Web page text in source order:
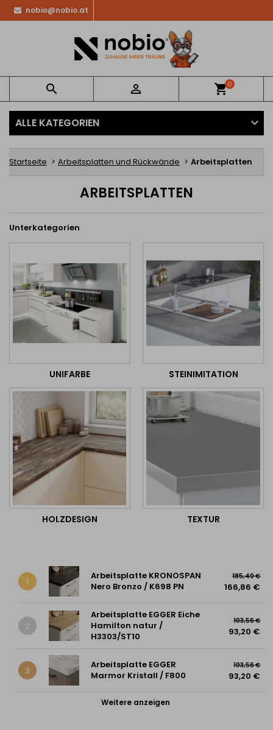
nobio@nobio.at
  shopping_cart0
ALLE KATEGORIEN
Startseite Arbeitsplatten und Rückwände Arbeitsplatten
ARBEITSPLATTEN
Unterkategorien
UNIFARBE STEINIMITATION
HOLZDESIGN TEXTUR
1
Arbeitsplatte KRONOSPAN
Nero Bronzo / K698 PN
185,40 €
166,86 €
2
Arbeitsplatte EGGER Eiche
Hamilton natur /
H3303/ST10
103,56 €
93,20 €
3
Arbeitsplatte EGGER
Marmor Kristall / F800
103,56 €
93,20 €
Weitere anzeigen